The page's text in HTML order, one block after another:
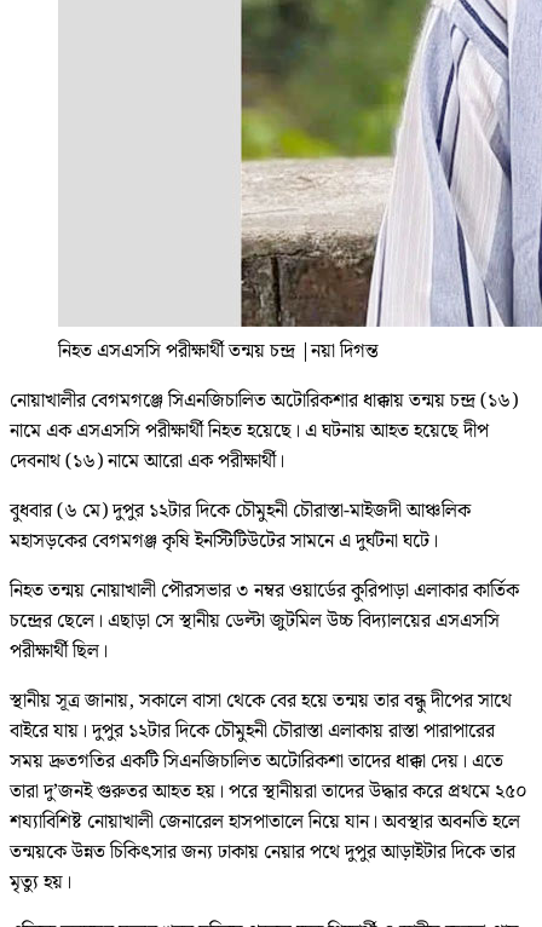
নিহত এসএসসি পরীক্ষার্থী তন্ময় চন্দ্র |নয়া দিগন্ত
নোয়াখালীর বেগমগঞ্জে সিএনজিচালিত অটোরিকশার ধাক্কায় তন্ময় চন্দ্র (১৬)
নামে এক এসএসসি পরীক্ষার্থী নিহত হয়েছে। এ ঘটনায় আহত হয়েছে দীপ
দেবনাথ (১৬) নামে আরো এক পরীক্ষার্থী।
বুধবার (৬ মে) দুপুর ১২টার দিকে চৌমুহনী চৌরাস্তা-মাইজদী আঞ্চলিক
মহাসড়কের বেগমগঞ্জ কৃষি ইনস্টিটিউটের সামনে এ দুর্ঘটনা ঘটে।
নিহত তন্ময় নোয়াখালী পৌরসভার ৩ নম্বর ওয়ার্ডের কুরিপাড়া এলাকার কার্তিক
চন্দ্রের ছেলে। এছাড়া সে স্থানীয় ডেল্টা জুটমিল উচ্চ বিদ্যালয়ের এসএসসি
পরীক্ষার্থী ছিল।
স্থানীয় সূত্র জানায়, সকালে বাসা থেকে বের হয়ে তন্ময় তার বন্ধু দীপের সাথে
বাইরে যায়। দুপুর ১২টার দিকে চৌমুহনী চৌরাস্তা এলাকায় রাস্তা পারাপারের
সময় দ্রুতগতির একটি সিএনজিচালিত অটোরিকশা তাদের ধাক্কা দেয়। এতে
তারা দু’জনই গুরুতর আহত হয়। পরে স্থানীয়রা তাদের উদ্ধার করে প্রথমে ২৫০
শয্যাবিশিষ্ট নোয়াখালী জেনারেল হাসপাতালে নিয়ে যান। অবস্থার অবনতি হলে
তন্ময়কে উন্নত চিকিৎসার জন্য ঢাকায় নেয়ার পথে দুপুর আড়াইটার দিকে তার
মৃত্যু হয়।